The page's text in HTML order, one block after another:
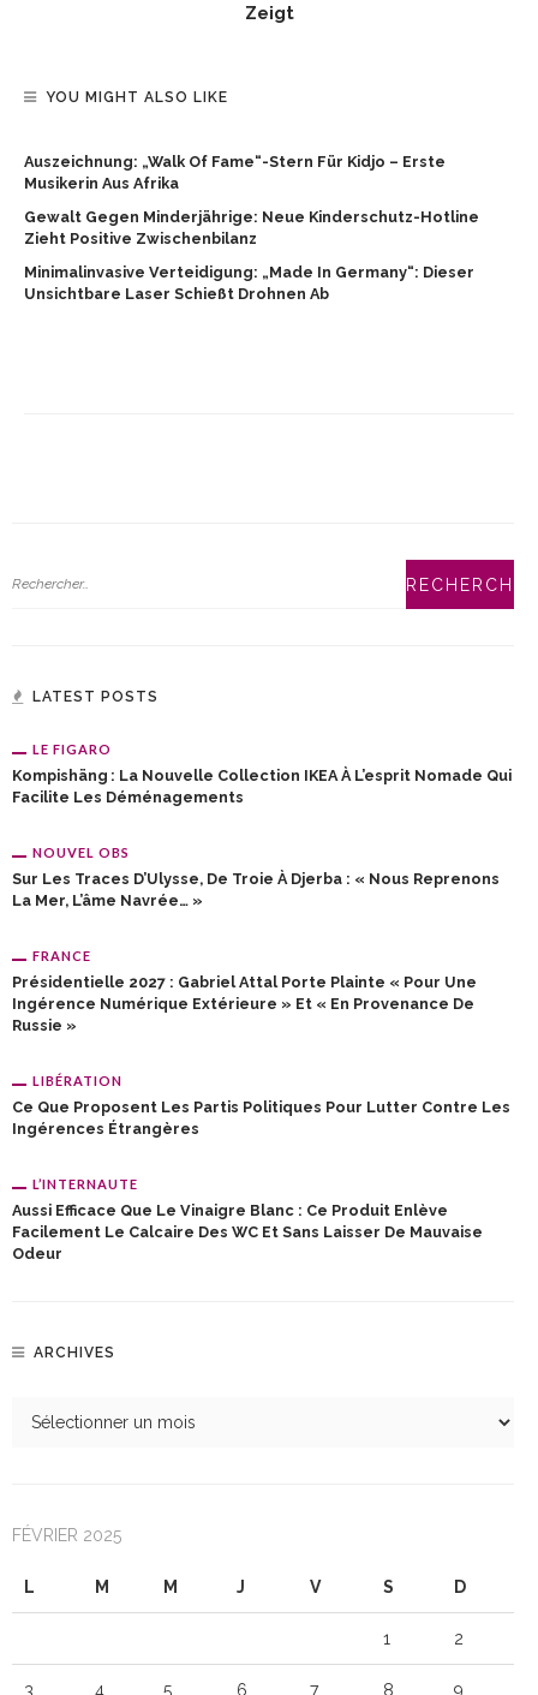
Zeigt
YOU MIGHT ALSO LIKE
Auszeichnung: „Walk Of Fame“-Stern Für Kidjo – Erste
Musikerin Aus Afrika
Gewalt Gegen Minderjährige: Neue Kinderschutz-Hotline
Zieht Positive Zwischenbilanz
Minimalinvasive Verteidigung: „Made In Germany“: Dieser
Unsichtbare Laser Schießt Drohnen Ab
LATEST POSTS
LE FIGARO
Kompishäng : La Nouvelle Collection IKEA À L’esprit Nomade Qui
Facilite Les Déménagements
NOUVEL OBS
Sur Les Traces D’Ulysse, De Troie À Djerba : « Nous Reprenons
La Mer, L’âme Navrée… »
FRANCE
Présidentielle 2027 : Gabriel Attal Porte Plainte « Pour Une
Ingérence Numérique Extérieure » Et « En Provenance De
Russie »
LIBÉRATION
Ce Que Proposent Les Partis Politiques Pour Lutter Contre Les
Ingérences Étrangères
L’INTERNAUTE
Aussi Efficace Que Le Vinaigre Blanc : Ce Produit Enlève
Facilement Le Calcaire Des WC Et Sans Laisser De Mauvaise
Odeur
ARCHIVES
FÉVRIER 2025
L M M J V S D
1 2
3 4 5 6 7 8 9